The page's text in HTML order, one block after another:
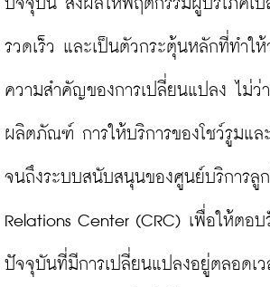
ปัจจุบัน ส่งผลให้พฤติกรรมผู้บริโภคเป
รวดเร็ว และเป็นตัวกระตุ้นหลักที่ทำให้
ความสำคัญของการเปลี่ยนแปลง ไม่ว่
ผลิตภัณฑ์ การให้บริการของโชว์รูมแล
จนถึงระบบสนับสนุนของศูนย์บริการลู
Relations Center (CRC) เพื่อให้ตอ
ปัจจุบันที่มีการเปลี่ยนแปลงอยู่ตลอดเ